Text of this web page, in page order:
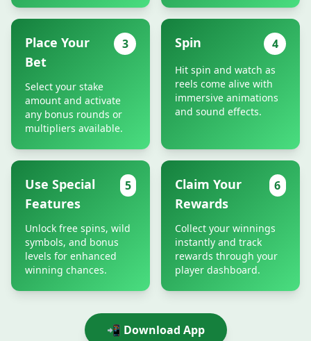
Place Your
Bet
3
Select your stake
amount and activate
any bonus rounds or
multipliers available.
Spin 4
Hit spin and watch as
reels come alive with
immersive animations
and sound effects.
Use Special
Features
5
Unlock free spins, wild
symbols, and bonus
levels for enhanced
winning chances.
Claim Your
Rewards
6
Collect your winnings
instantly and track
rewards through your
player dashboard.
📲 Download App